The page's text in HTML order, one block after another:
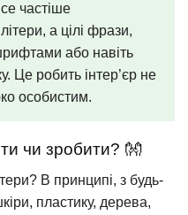
частіше
а цілі фрази,
або навіть
Це робить інтер’єр не
особистим.
чи зробити? 👐
В принципі, з будь-
пластику, дерева,